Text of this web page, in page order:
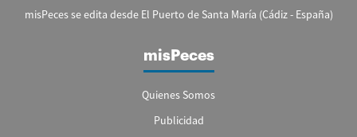
misPeces se edita desde El Puerto de Santa María (Cádiz - España)
misPeces
Quienes Somos
Publicidad